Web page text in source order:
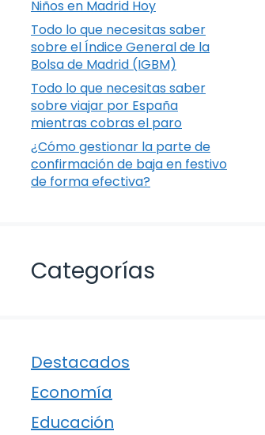
Niños en Madrid Hoy
Todo lo que necesitas saber
sobre el Índice General de la
Bolsa de Madrid (IGBM)
Todo lo que necesitas saber
sobre viajar por España
mientras cobras el paro
¿Cómo gestionar la parte de
confirmación de baja en festivo
de forma efectiva?
Categorías
Destacados
Economía
Educación